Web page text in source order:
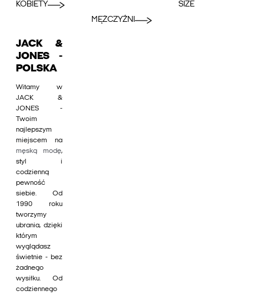
KOBIETY
MĘŻCZYŹNI
SIZE
JACK &
JONES -
POLSKA
Witamy w
JACK &
JONES -
Twoim
najlepszym
miejscem na
męską modę,
styl i
codzienną
pewność
siebie. Od
1990 roku
tworzymy
ubrania, dzięki
którym
wyglądasz
świetnie - bez
żadnego
wysiłku. Od
codziennego